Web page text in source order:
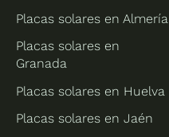
Placas solares en Almería
Placas solares en
Granada
Placas solares en Huelva
Placas solares en Jaén